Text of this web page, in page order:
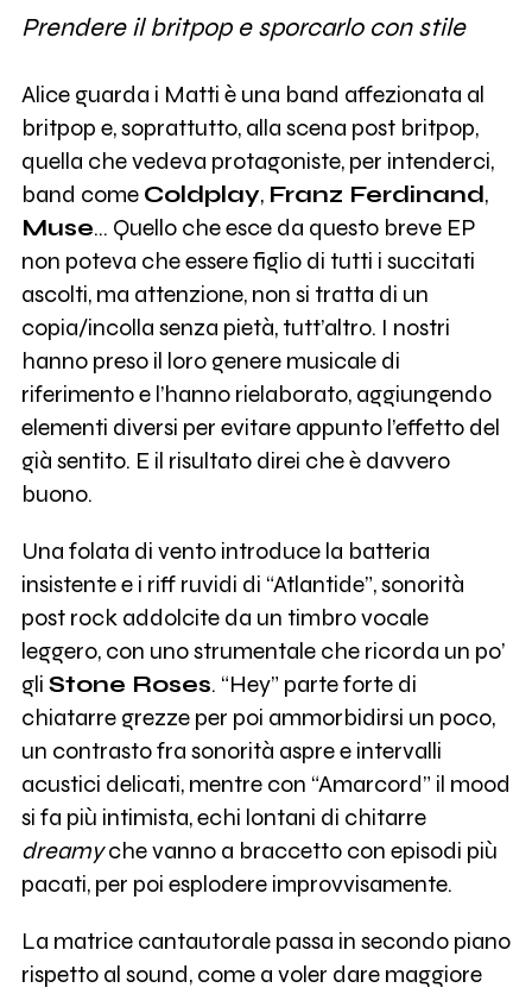
Prendere il britpop e sporcarlo con stile
Alice guarda i Matti è una band affezionata al
britpop e, soprattutto, alla scena post britpop,
quella che vedeva protagoniste, per intenderci,
band come Coldplay, Franz Ferdinand,
Muse… Quello che esce da questo breve EP
non poteva che essere figlio di tutti i succitati
ascolti, ma attenzione, non si tratta di un
copia/incolla senza pietà, tutt’altro. I nostri
hanno preso il loro genere musicale di
riferimento e l’hanno rielaborato, aggiungendo
elementi diversi per evitare appunto l’effetto del
già sentito. E il risultato direi che è davvero
buono.
Una folata di vento introduce la batteria
insistente e i riff ruvidi di “Atlantide”, sonorità
post rock addolcite da un timbro vocale
leggero, con uno strumentale che ricorda un po’
gli Stone Roses. “Hey” parte forte di
chiatarre grezze per poi ammorbidirsi un poco,
un contrasto fra sonorità aspre e intervalli
acustici delicati, mentre con “Amarcord” il mood
si fa più intimista, echi lontani di chitarre
dreamyche vanno a braccetto con episodi più
pacati, per poi esplodere improvvisamente.
La matrice cantautorale passa in secondo piano
rispetto al sound, come a voler dare maggiore